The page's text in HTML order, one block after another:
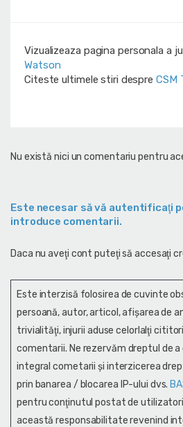
Vizualizeaza pagina personala a
Watson
Citeste ultimele stiri despre CSM
Nu există nici un comentariu pentru
Este necesar să vă autentificaţi
introduce comentarii.
Daca nu aveţi cont puteţi să accesaţi
Este interzisă folosirea de cuvinte
persoană, autor, articol, afişarea de
trivialităţi, injurii aduse celorlalţi
comentarii. Ne rezervăm dreptul de
integral cometarii și interzicerea
prin banarea / blocarea IP-ului dvs.
pentru conţinutul postat de
această responsabilitate revenind